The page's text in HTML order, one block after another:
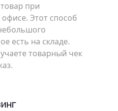
при
Этот способ
есть на складе.
товарный чек